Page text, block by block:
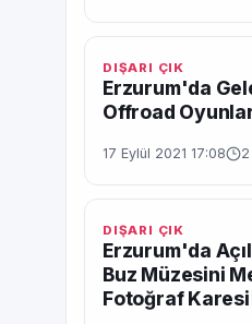
DIŞARI ÇIK
Erzurum'da
Offroad
17 Eylül 2021 17:08
DIŞARI ÇIK
Erzurum'da
Buz Müzesini
Fotoğraf